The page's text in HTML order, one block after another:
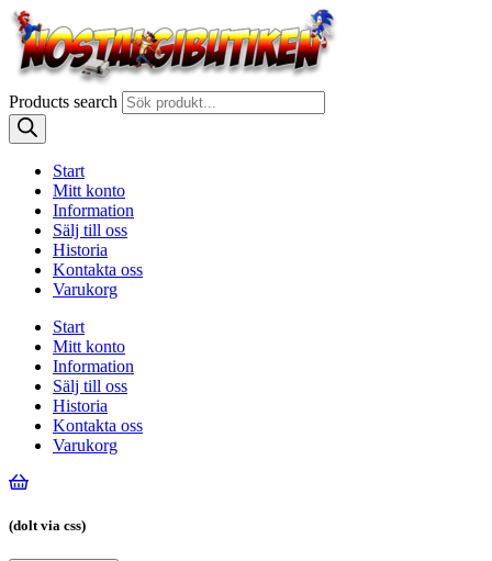
Products search
Start
Mitt konto
Information
Sälj till oss
Historia
Kontakta oss
Varukorg
Start
Mitt konto
Information
Sälj till oss
Historia
Kontakta oss
Varukorg
(dolt via css)